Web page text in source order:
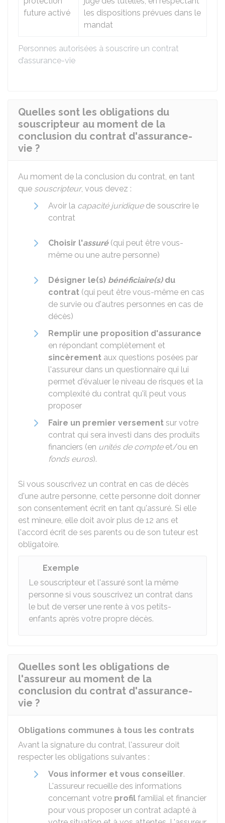
Personnes autorisées à souscrire un contrat
d’assurance-vie
future activé
les dispositions prévues dans le
mandat
Quelles sont les obligations du
souscripteur au moment de la
conclusion du contrat d'assurance-
vie ?
Au moment de la conclusion du contrat, en tant
que souscripteur, vous devez :
Avoir la capacité juridiquede souscrire le
contrat
Choisir l'assuré(qui peut être vous-
même ou une autre personne)
Désigner le(s) bénéficiaire(s)du
contrat (qui peut être vous-même en cas
de survie ou d'autres personnes en cas de
décès)
Remplir une proposition d'assurance
en répondant complètement et
sincèrement aux questions posées par
l'assureur dans un questionnaire qui lui
permet d'évaluer le niveau de risques et la
complexité du contrat qu'il peut vous
proposer
Faire un premier versement sur votre
contrat qui sera investi dans des produits
financiers (en unités de compteet/ou en
fonds euros).
Si vous souscrivez un contrat en cas de décès
d'une autre personne, cette personne doit donner
son consentement écrit en tant qu'assuré. Si elle
est mineure, elle doit avoir plus de 12 ans et
l'accord écrit de ses parents ou de son tuteur est
obligatoire.
Exemple
Le souscripteur et l'assuré sont la même
personne si vous souscrivez un contrat dans
le but de verser une rente à vos petits-
enfants après votre propre décès.
Quelles sont les obligations de
l'assureur au moment de la
conclusion du contrat d'assurance-
vie ?
Obligations communes à tous les contrats
Avant la signature du contrat, l'assureur doit
respecter les obligations suivantes :
Vous informer et vous conseiller.
L'assureur recueille des informations
concernant votre profil familial et financier
pour vous proposer un contrat adapté à